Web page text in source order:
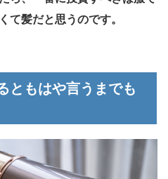
て髪だと思うのです。
ともはや言うまでも